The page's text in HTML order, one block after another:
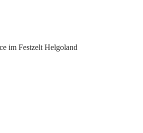
im Festzelt Helgoland